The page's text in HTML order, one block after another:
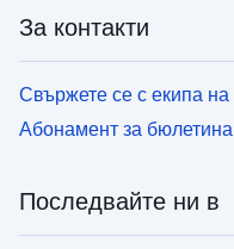
За контакти
Свържете се с екипа
Абонамент за бюлетина
Последвайте ни в